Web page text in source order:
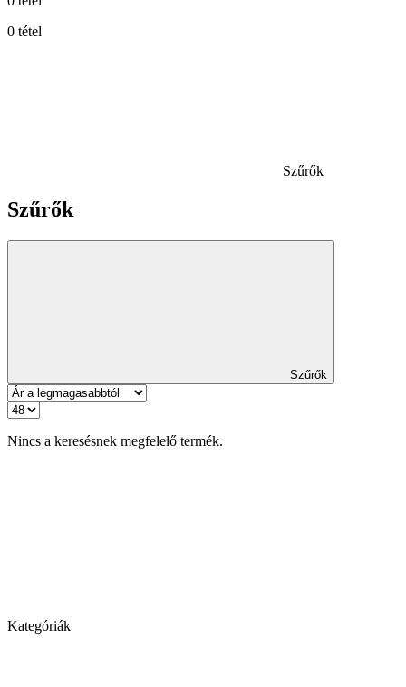
0 tétel
Szűrők
Szűrők
Szűrők
Nincs a keresésnek megfelelő termék.
Kategóriák